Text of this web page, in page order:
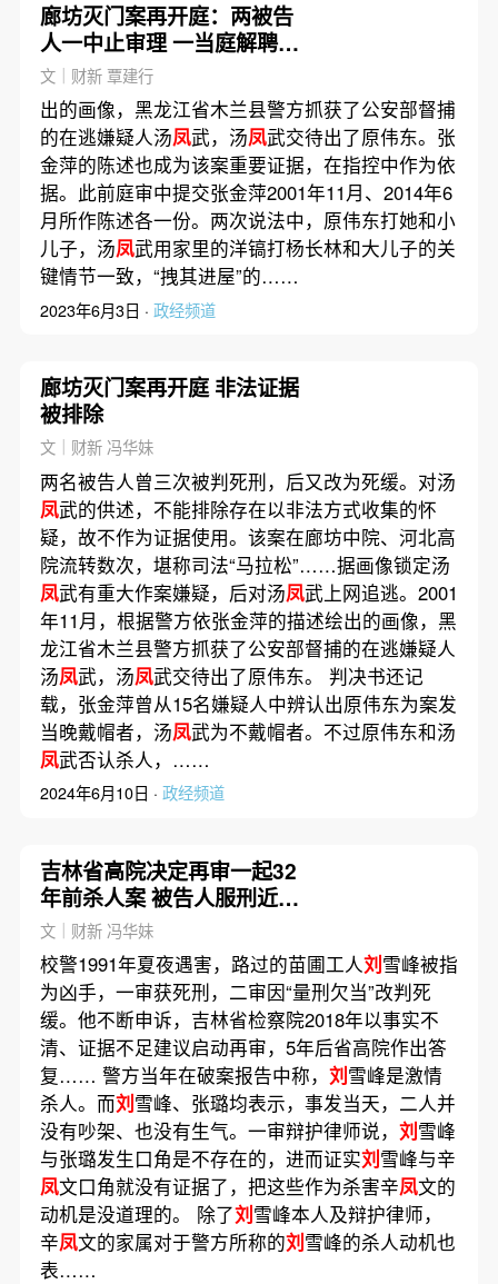
廊坊灭门案再开庭：两被告
人一中止审理 一当庭解聘律
师
文｜财新 覃建行
出的画像，黑龙江省木兰县警方抓获了公安部督捕
的在逃嫌疑人汤凤武，汤凤武交待出了原伟东。张
金萍的陈述也成为该案重要证据，在指控中作为依
据。此前庭审中提交张金萍2001年11月、2014年6
月所作陈述各一份。两次说法中，原伟东打她和小
儿子，汤凤武用家里的洋镐打杨长林和大儿子的关
键情节一致，“拽其进屋”的……
2023年6月3日 · 政经频道
廊坊灭门案再开庭 非法证据
被排除
文｜财新 冯华妹
两名被告人曾三次被判死刑，后又改为死缓。对汤
凤武的供述，不能排除存在以非法方式收集的怀
疑，故不作为证据使用。该案在廊坊中院、河北高
院流转数次，堪称司法“马拉松”……据画像锁定汤
凤武有重大作案嫌疑，后对汤凤武上网追逃。2001
年11月，根据警方依张金萍的描述绘出的画像，黑
龙江省木兰县警方抓获了公安部督捕的在逃嫌疑人
汤凤武，汤凤武交待出了原伟东。 判决书还记
载，张金萍曾从15名嫌疑人中辨认出原伟东为案发
当晚戴帽者，汤凤武为不戴帽者。不过原伟东和汤
凤武否认杀人，……
2024年6月10日 · 政经频道
吉林省高院决定再审一起32
年前杀人案 被告人服刑近18
年已出狱
文｜财新 冯华妹
校警1991年夏夜遇害，路过的苗圃工人刘雪峰被指
为凶手，一审获死刑，二审因“量刑欠当”改判死
缓。他不断申诉，吉林省检察院2018年以事实不
清、证据不足建议启动再审，5年后省高院作出答
复…… 警方当年在破案报告中称， 刘雪峰是激情
杀人。而刘雪峰、张璐均表示，事发当天，二人并
没有吵架、也没有生气。一审辩护律师说， 刘雪峰
与张璐发生口角是不存在的，进而证实刘雪峰与辛
凤文口角就没有证据了，把这些作为杀害辛凤文的
动机是没道理的。 除了刘雪峰本人及辩护律师，
辛凤文的家属对于警方所称的刘雪峰的杀人动机也
表……